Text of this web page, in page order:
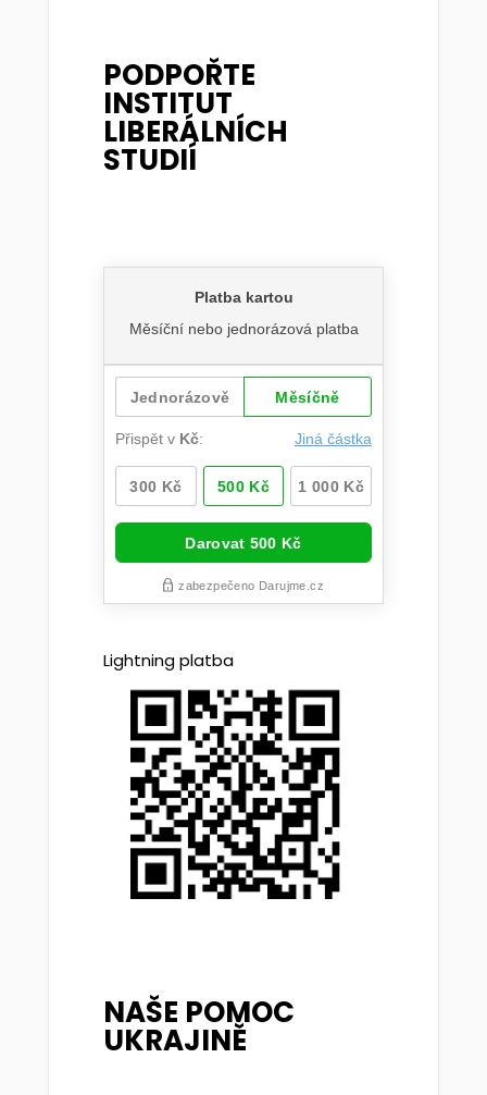
PODPOŘTE
INSTITUT
LIBERÁLNÍCH
STUDIÍ
Lightning platba
NAŠE POMOC
UKRAJINĚ